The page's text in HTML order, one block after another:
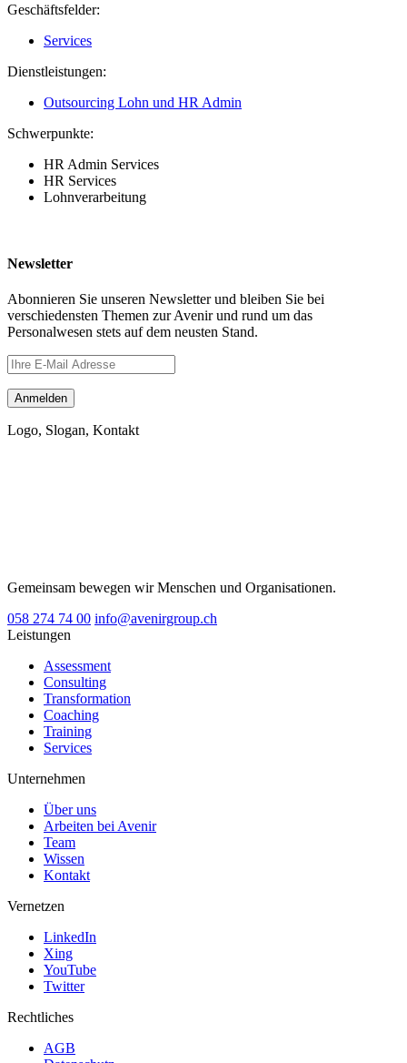
Geschäftsfelder:
Services
Dienstleistungen:
Outsourcing Lohn und HR Admin
Schwerpunkte:
HR Admin Services
HR Services
Lohnverarbeitung
Newsletter
Abonnieren Sie unseren Newsletter und bleiben Sie bei
verschiedensten Themen zur Avenir und rund um das
Personalwesen stets auf dem neusten Stand.
Logo, Slogan, Kontakt
Gemeinsam bewegen wir Menschen und Organisationen.
058 274 74 00 info@avenirgroup.ch
Leistungen
Assessment
Consulting
Transformation
Coaching
Training
Services
Unternehmen
Über uns
Arbeiten bei Avenir
Team
Wissen
Kontakt
Vernetzen
LinkedIn
Xing
YouTube
Twitter
Rechtliches
AGB